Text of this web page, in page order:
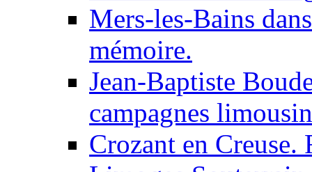
Mers-les-Bains
mémoire.
Jean-Baptiste
campagnes
Crozant en Creuse.